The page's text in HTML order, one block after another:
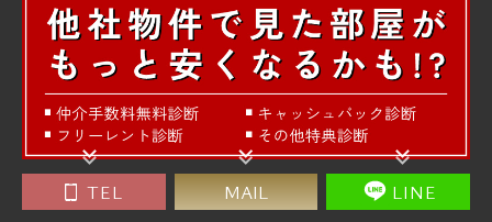
TEL MAIL LINE